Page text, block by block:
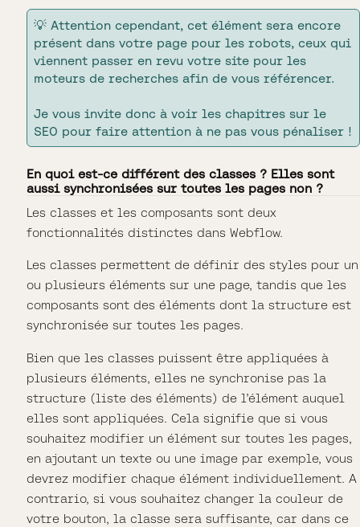
💡 Attention cependant, cet élément sera encore
présent dans votre page pour les robots, ceux qui
viennent passer en revu votre site pour les
moteurs de recherches afin de vous référencer.
Je vous invite donc à voir les chapitres sur le
SEO pour faire attention à ne pas vous pénaliser !
En quoi est-ce différent des classes ? Elles sont
aussi synchronisées sur toutes les pages non ?
Les classes et les composants sont deux
fonctionnalités distinctes dans Webflow.
Les classes permettent de définir des styles pour un
ou plusieurs éléments sur une page, tandis que les
composants sont des éléments dont la structure est
synchronisée sur toutes les pages.
Bien que les classes puissent être appliquées à
plusieurs éléments, elles ne synchronise pas la
structure (liste des éléments) de l’élément auquel
elles sont appliquées. Cela signifie que si vous
souhaitez modifier un élément sur toutes les pages,
en ajoutant un texte ou une image par exemple, vous
devrez modifier chaque élément individuellement. A
contrario, si vous souhaitez changer la couleur de
votre bouton, la classe sera suffisante, car dans ce